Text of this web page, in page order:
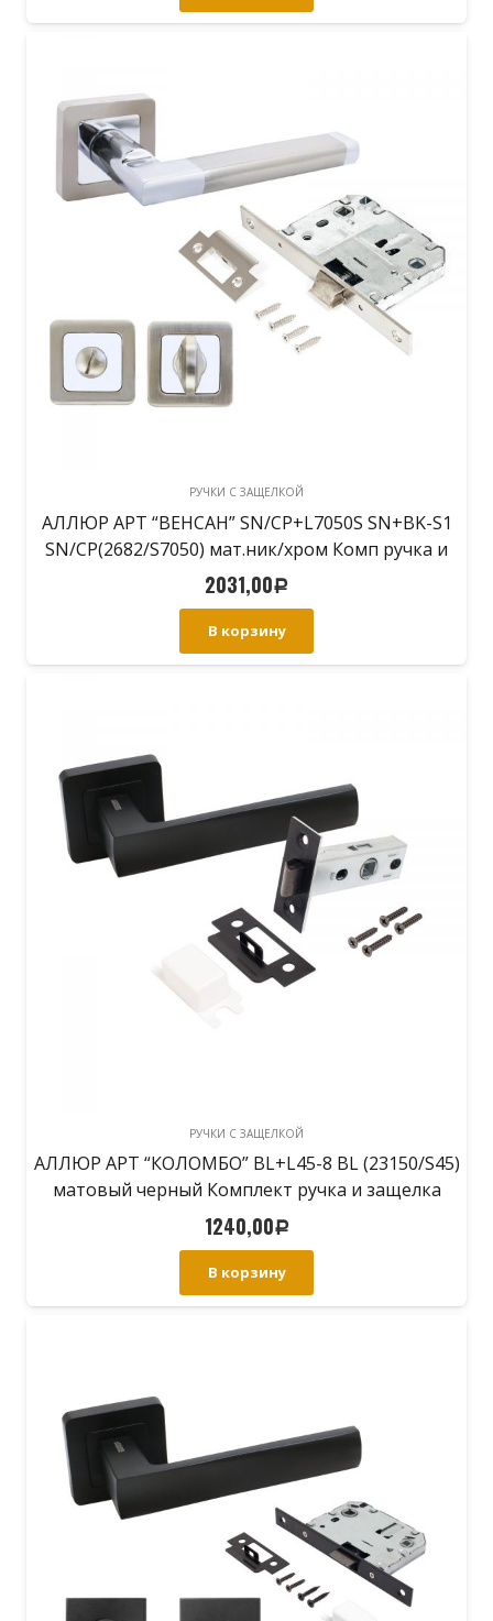
РУЧКИ С ЗАЩЕЛКОЙ
АЛЛЮР АРТ “ВЕНСАН” SN/CP+L7050S SN+BK-S1
SN/CP(2682/S7050) мат.ник/хром Комп ручка и
защ с фикс (20)
2031,00Р
В корзину
РУЧКИ С ЗАЩЕЛКОЙ
АЛЛЮР АРТ “КОЛОМБО” BL+L45-8 BL (23150/S45)
матовый черный Комплект ручка и защелка
1240,00Р
В корзину